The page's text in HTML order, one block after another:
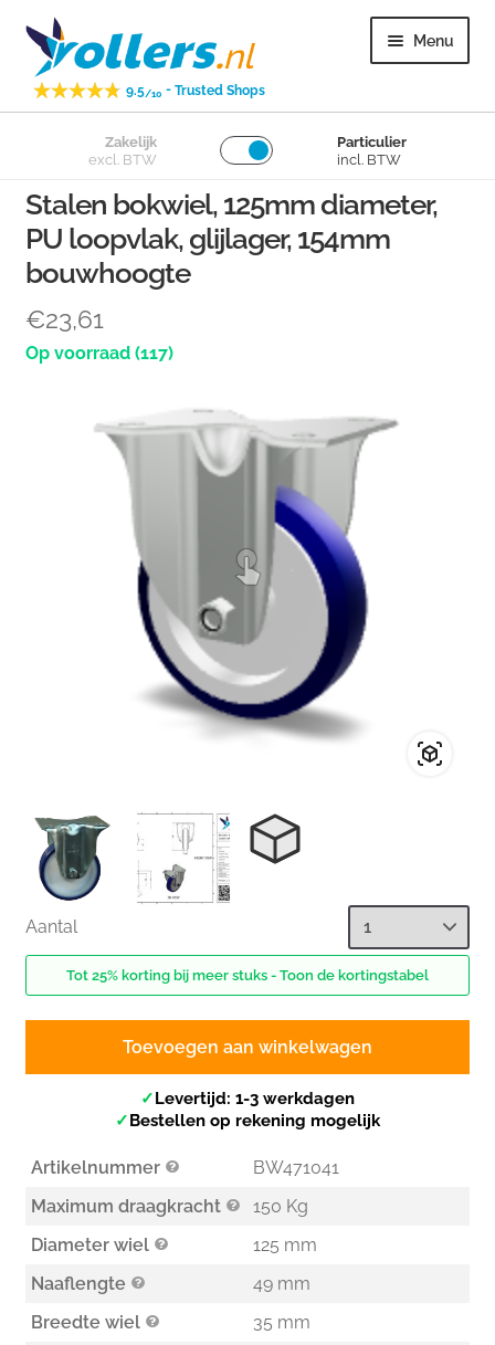
Ga
door
naar
navigatie
Ga
naar
de
inhoud
9.5/10 - Trusted Shops
Menu
Zwenkwielen
Bokwielen
Losse wielen
Overig
Zakelijk
excl. BTW
Particulier
incl. BTW
Stalen bokwiel, 125mm diameter,
PU loopvlak, glijlager, 154mm
bouwhoogte
€23,61
(117)
Aantal
Tot 25% korting bij meer stuks - Toon de kortingstabel
Toevoegen aan winkelwagen
✓Levertijd: 1-3 werkdagen
✓Bestellen op rekening mogelijk
Artikelnummer
BW471041
Maximum draagkracht
150 Kg
Diameter wiel
125 mm
Naaflengte
49 mm
Breedte wiel
35 mm